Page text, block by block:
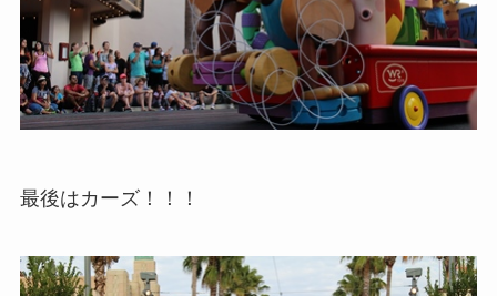
最後はカーズ！！！